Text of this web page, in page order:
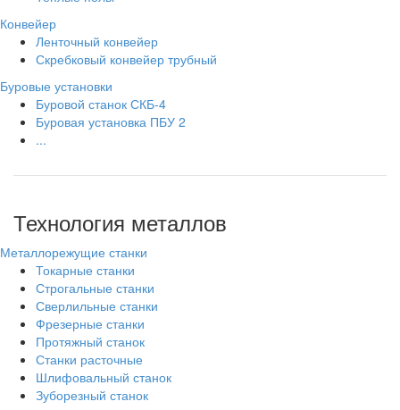
Конвейер
Ленточный конвейер
Скребковый конвейер трубный
Буровые установки
Буровой станок СКБ-4
Буровая установка ПБУ 2
...
Технология металлов
Металлорежущие станки
Токарные станки
Строгальные станки
Сверлильные станки
Фрезерные станки
Протяжный станок
Станки расточные
Шлифовальный станок
Зуборезный станок